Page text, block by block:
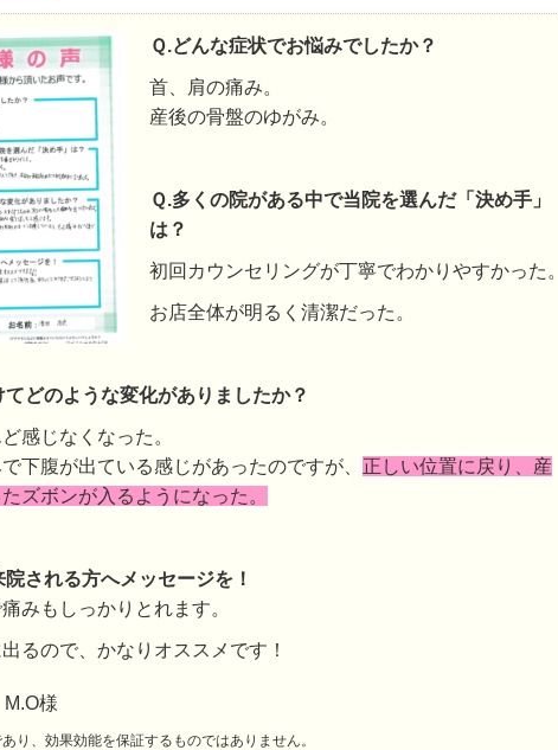
Ｑ.どんな症状でお悩みでしたか？
首、肩の痛み。
産後の骨盤のゆがみ。
Ｑ.多くの院がある中で当院を選んだ「決め手」
は？
初回カウンセリングが丁寧でわかりやすかった。
お店全体が明るく清潔だった。
てどのような変化がありましたか？
感じなくなった。
下腹が出ている感じがあったのですが、 正しい位置に戻り、産
ズボンが入るようになった。
院される方へメッセージを！
みもしっかりとれます。
るので、かなりオススメです！
様
り、効果効能を保証するものではありません。